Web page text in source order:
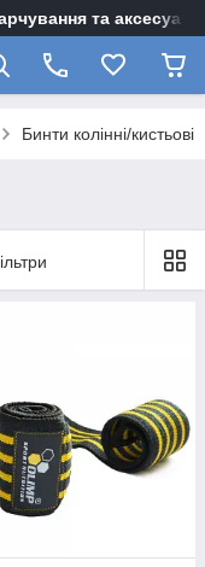
та
Бинти колінні/кистьові